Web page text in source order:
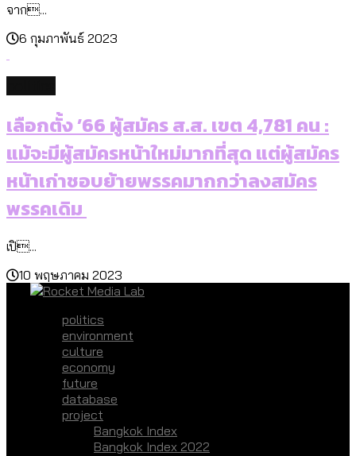
จาก...
6 กุมภาพันธ์ 2023
เลือกตั้ง ’66 ผู้สมัคร ส.ส. เขต 4,781 คน :
แม้จะมีผู้สมัครหน้าใหม่มากที่สุด แต่ผู้สมัคร
หน้าเก่าชอบย้ายพรรคมากกว่าลงสมัคร
พรรคเดิม
เปิ...
10 พฤษภาคม 2023
politics
environment
culture
economy
future
database
project
Bangkok Index
Bangkok Index 2022